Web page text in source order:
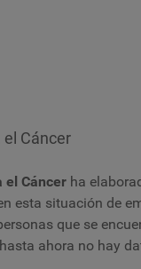
Cáncer
el Cáncer ha
esta situación de
que se
ahora no hay